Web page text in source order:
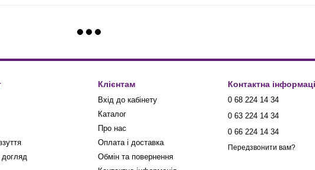
догляд
Клієнтам
Вхід до кабінету
Каталог
Про нас
Оплата і доставка
Обмін та повернення
Контактна
0 68 224 14 34
0 63 224 14 34
0 66 224 14 34
Передзвонити вам?